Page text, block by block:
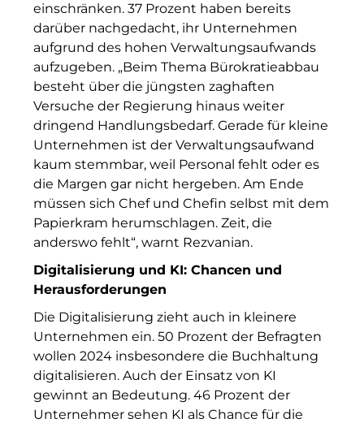
UBM Development
The Q
The Scandinavian Ensemble
The Stack
The Verse
United Benefits Holding
Sponsoring
Wealthcap
WEALTHCORE Investment Management
Wemolo
XPAY Group
ZielstattQuartier
einschränken. 37 Prozent haben bereits
darüber nachgedacht, ihr Unternehmen
aufgrund des hohen Verwaltungsaufwands
aufzugeben. „Beim Thema Bürokratieabbau
besteht über die jüngsten zaghaften
Versuche der Regierung hinaus weiter
dringend Handlungsbedarf. Gerade für kleine
Unternehmen ist der Verwaltungsaufwand
kaum stemmbar, weil Personal fehlt oder es
die Margen gar nicht hergeben. Am Ende
müssen sich Chef und Chefin selbst mit dem
Papierkram herumschlagen. Zeit, die
anderswo fehlt“, warnt Rezvanian.
Digitalisierung und KI: Chancen und
Herausforderungen
Die Digitalisierung zieht auch in kleinere
Unternehmen ein. 50 Prozent der Befragten
wollen 2024 insbesondere die Buchhaltung
digitalisieren. Auch der Einsatz von KI
gewinnt an Bedeutung. 46 Prozent der
Unternehmer sehen KI als Chance für die